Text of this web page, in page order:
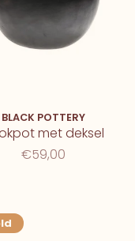
BLACK POTTERY
met deksel
€59,00